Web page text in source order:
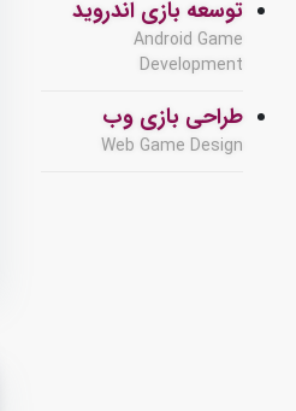
توسعه بازی اندروید
Android Game
Development
طراحی بازی وب
Web Game Design